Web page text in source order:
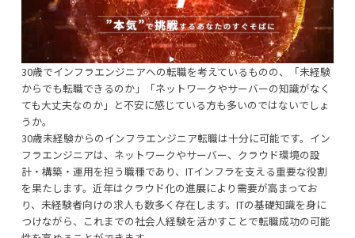
30歳でインフラエンジニアへの転職を考えているものの、「未経験
からでも転職できるのか」「ネットワークやサーバーの知識がなく
ても大丈夫なのか」と不安に感じている方も多いのではないでしょ
うか。
30歳未経験からのインフラエンジニア転職は十分に可能です。イン
フラエンジニアは、ネットワークやサーバー、クラウド環境の設
計・構築・運用を担う職種であり、ITインフラを支える重要な役割
を果たします。近年はクラウド化の進展により需要が高まってお
り、未経験者向けの求人も数多く存在します。ITの基礎知識を身に
つけながら、これまでの社会人経験を活かすことで転職成功の可能